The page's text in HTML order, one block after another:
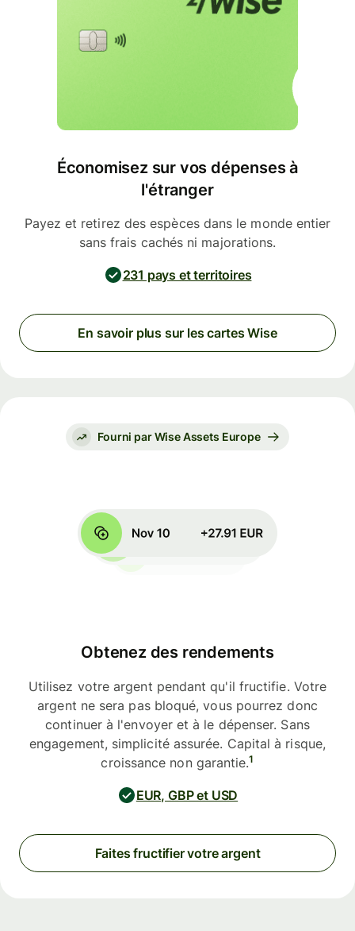
Économisez sur vos dépenses à
l'étranger
Payez et retirez des espèces dans le monde entier
sans frais cachés ni majorations.
231 pays et territoires
En savoir plus sur les cartes Wise
Fourni par Wise Assets Europe
Obtenez des rendements
Utilisez votre argent pendant qu'il fructifie. Votre
argent ne sera pas bloqué, vous pourrez donc
continuer à l'envoyer et à le dépenser. Sans
engagement, simplicité assurée. Capital à risque,
croissance non garantie.1
EUR, GBP et USD
Faites fructifier votre argent